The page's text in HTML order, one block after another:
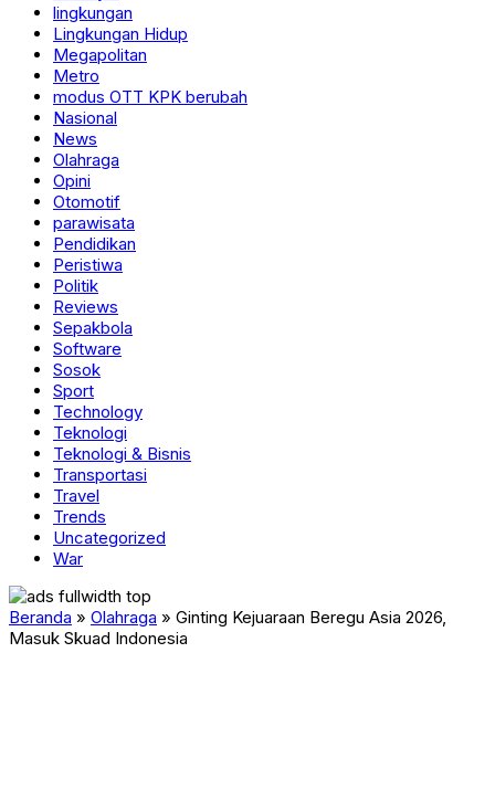
lingkungan
Lingkungan Hidup
Megapolitan
Metro
modus OTT KPK berubah
Nasional
News
Olahraga
Opini
Otomotif
parawisata
Pendidikan
Peristiwa
Politik
Reviews
Sepakbola
Software
Sosok
Sport
Technology
Teknologi
Teknologi & Bisnis
Transportasi
Travel
Trends
Uncategorized
War
Beranda » Olahraga » Ginting Kejuaraan Beregu Asia 2026,
Masuk Skuad Indonesia